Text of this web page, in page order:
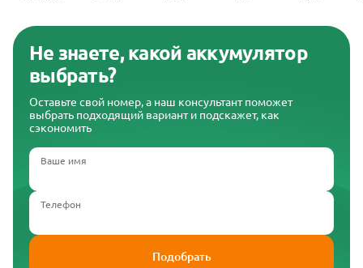
Не знаете, какой аккумулятор
выбрать?
Оставьте свой номер, а наш консультант поможет
выбрать подходящий вариант и подскажет, как
сэкономить
Ваше имя
Телефон
Подобрать